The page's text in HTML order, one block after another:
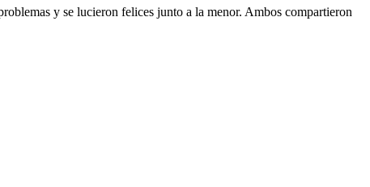
y se lucieron felices junto a la menor. Ambos compartieron